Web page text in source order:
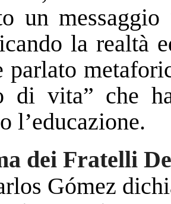
un messaggio
la realtà
parlato
di vita” che
l’educazione.
dei Fratelli
Gómez